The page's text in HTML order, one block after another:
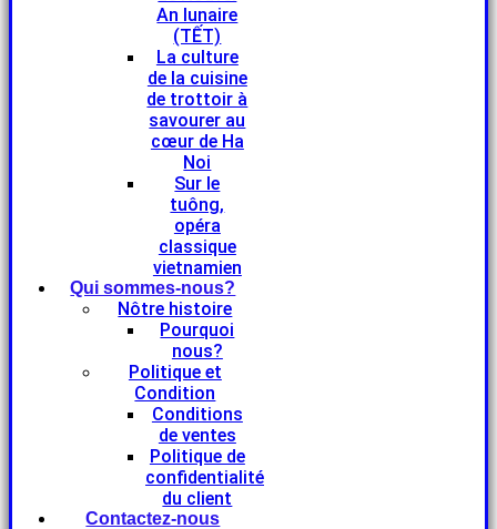
An lunaire
(TẾT)
La culture
de la cuisine
de trottoir à
savourer au
cœur de Ha
Noi
Sur le
tuông,
opéra
classique
vietnamien
Qui sommes-nous?
Nôtre histoire
Pourquoi
nous?
Politique et
Condition
Conditions
de ventes
Politique de
confidentialité
du client
Contactez-nous